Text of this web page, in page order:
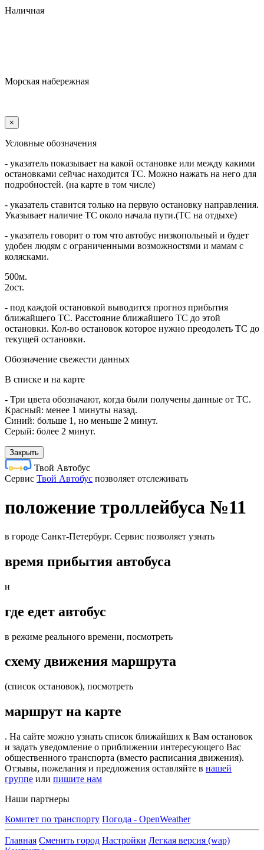
Наличная
Морская набережная
×
Условные обозначения
- указатель показывает на какой остановке или между какими
остановками сейчас находится ТС. Можно нажать на него для
подробностей. (на карте в том числе)
- указатель ставится только на первую остановку направления.
Указывает наличие ТС около начала пути.(ТС на отдыхе)
- указатель говорит о том что автобус низкопольный и будет
удобен людям с ограниченными возможностями и мамам с
колясками.
500м.
2ост.
- под каждой остановкой выводится прогноз прибытия
ближайшего ТС. Расстояние ближайшего ТС до этой
остановки. Кол-во остановок которое нужно преодолеть ТС до
текущей остановки.
Обозначение свежести данных
В списке и на карте
- Три цвета обозначают, когда были получены данные от ТС.
Красный: менее 1 минуты назад.
Синий: больше 1, но меньше 2 минут.
Серый: более 2 минут.
Закрыть
Твой Автобус
Cервис Твой Автобус позволяет отслеживать
положение троллейбуса №11
в городе Санкт-Петербург. Сервис позволяет узнать
время прибытия автобуса
и
где едет автобус
в режиме реального времени, посмотреть
схему движения маршрута
(список остановок), посмотреть
маршрут на карте
. На сайте можно узнать список ближайших к Вам остановок
и задать уведомление о приближении интересующего Вас
общественного транспорта (вместо расписания движения).
Отзывы, пожелания и предложения оставляйте в нашей
группе или пишите нам
Наши партнеры
Комитет по транспорту Погода - OpenWeather
Главная Сменить город Настройки Легкая версия (wap)